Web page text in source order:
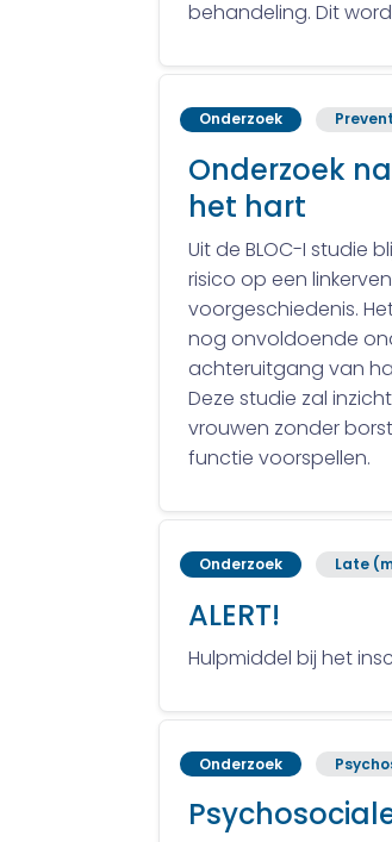
behandeling. Dit
Onderzoek
Onderzoek
het hart
Uit de BLOC-I studie
risico op een
voorgeschiedenis.
nog onvoldoende
achteruitgang van
Deze studie zal
vrouwen zonder
functie voorspellen.
Onderzoek Late
ALERT!
Hulpmiddel bij het
Onderzoek